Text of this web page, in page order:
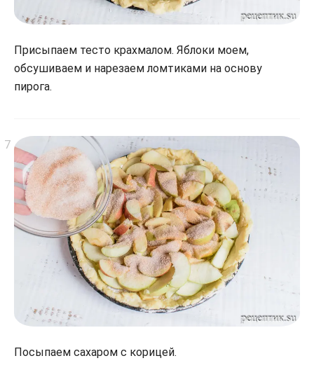
Присыпаем тесто крахмалом. Яблоки моем,
обсушиваем и нарезаем ломтиками на основу
пирога.
Посыпаем сахаром с корицей.